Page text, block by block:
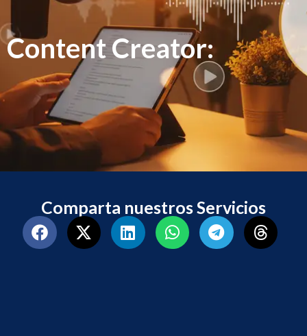
Content Creator:
Comparta nuestros Servicios